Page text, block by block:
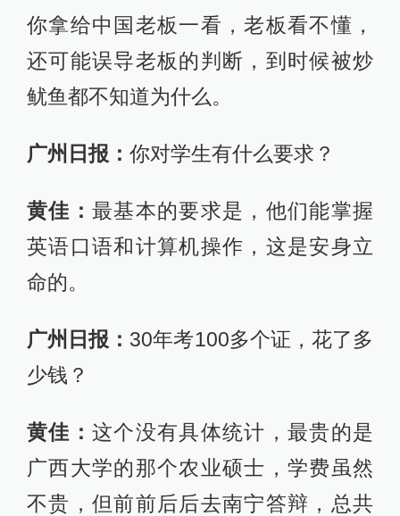
你拿给中国老板一看，老板看不懂，
还可能误导老板的判断，到时候被炒
鱿鱼都不知道为什么。
广州日报： 你对学生有什么要求？
黄佳： 最基本的要求是，他们能掌握
英语口语和计算机操作，这是安身立
命的。
广州日报： 30年考100多个证，花了多
少钱？
黄佳： 这个没有具体统计，最贵的是
广西大学的那个农业硕士，学费虽然
不贵，但前前后后去南宁答辩，总共